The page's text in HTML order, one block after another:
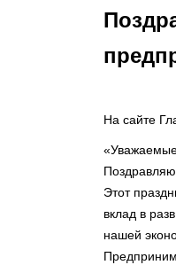
На сайте
Этот
вклад в
нашей